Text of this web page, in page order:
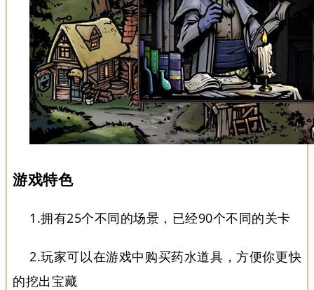
游戏特色
1.拥有25个不同的场景，已经90个不同的关卡
2.玩家可以在游戏中购买药水道具，方便你更快
的挖出宝藏